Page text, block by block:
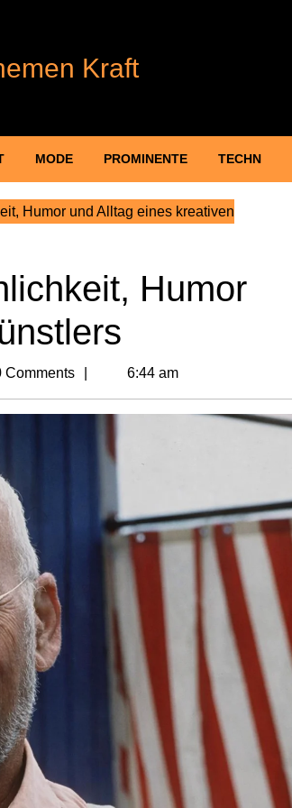
Kraft
MODE PROMINENTE TECHN
Humor und Alltag eines kreativen
Humor
Comments 6:44 am